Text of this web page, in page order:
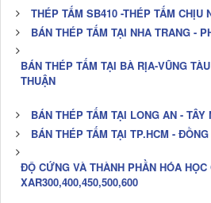
THÉP TẤM SB410 -THÉP TẤM CHỊU
BÁN THÉP TẤM TẠI NHA TRANG -
BÁN THÉP TẤM TẠI BÀ RỊA-VŨNG
THUẬN
BÁN THÉP TẤM TẠI LONG AN - TÂY
BÁN THÉP TẤM TẠI TP.HCM -
ĐỘ CỨNG VÀ THÀNH PHẦN HÓA HỌC
XAR300,400,450,500,600